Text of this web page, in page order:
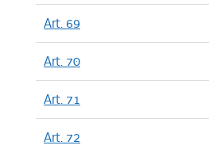
Art. 69
Art. 70
Art. 71
Art. 72